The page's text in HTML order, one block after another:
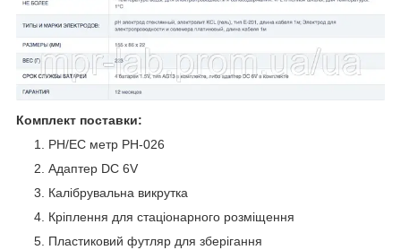
Комплект поставки:
PH/EC метр РН-026
Адаптер DC 6V
Калібрувальна викрутка
Кріплення для стаціонарного розміщення
Пластиковий футляр для зберігання